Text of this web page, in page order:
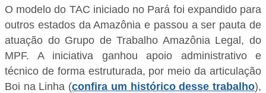
O modelo do TAC iniciado no Pará foi expandido para
outros estados da Amazônia e passou a ser pauta de
atuação do Grupo de Trabalho Amazônia Legal, do
MPF. A iniciativa ganhou apoio administrativo e
técnico de forma estruturada, por meio da articulação
Boi na Linha (confira um histórico desse trabalho),